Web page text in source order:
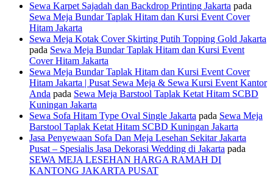
Sewa Karpet Sajadah dan Backdrop Printing Jakarta pada
Sewa Meja Bundar Taplak Hitam dan Kursi Event Cover
Hitam Jakarta
Sewa Meja Kotak Cover Skirting Putih Topping Gold Jakarta
pada Sewa Meja Bundar Taplak Hitam dan Kursi Event
Cover Hitam Jakarta
Sewa Meja Bundar Taplak Hitam dan Kursi Event Cover
Hitam Jakarta | Pusat Sewa Meja & Sewa Kursi Event Kantor
Anda pada Sewa Meja Barstool Taplak Ketat Hitam SCBD
Kuningan Jakarta
Sewa Sofa Hitam Type Oval Single Jakarta pada Sewa Meja
Barstool Taplak Ketat Hitam SCBD Kuningan Jakarta
Jasa Penyewaan Sofa Dan Meja Lesehan Sekitar Jakarta
Pusat – Spesialis Jasa Dekorasi Wedding di Jakarta pada
SEWA MEJA LESEHAN HARGA RAMAH DI
KANTONG JAKARTA PUSAT